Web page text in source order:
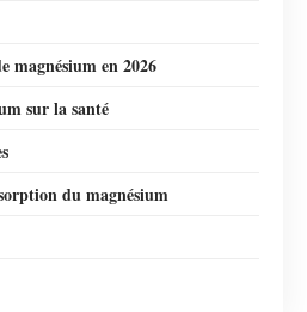
magnésium en 2026
sur la santé
du magnésium